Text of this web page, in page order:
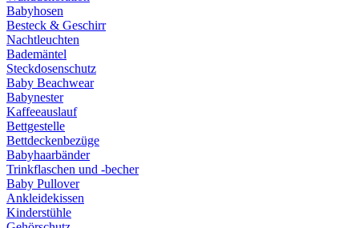
Babyhosen
Besteck & Geschirr
Nachtleuchten
Bademäntel
Steckdosenschutz
Baby Beachwear
Babynester
Kaffeeauslauf
Bettgestelle
Bettdeckenbezüge
Babyhaarbänder
Trinkflaschen und -becher
Baby Pullover
Ankleidekissen
Kinderstühle